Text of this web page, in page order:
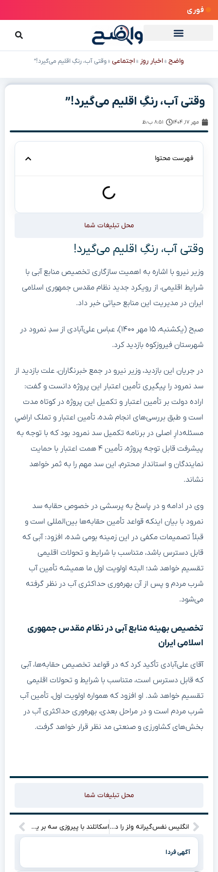
فوری
واضح »اخبار روز »اجتماعی »وقتی آب، رنگِ اقلیم می‌گیرد!”
وقتی آب، رنگِ اقلیم می‌گیرد!”
مهر ۱۷, ۱۴۰۴ ۸:۵۱ ب٫ظ
فهرست محتوا
محل تبلیغات شما
وقتی آب، رنگِ اقلیم می‌گیرد!
وزیر نیرو با اشاره به اهمیت سازگاری تخصیص منابع آبی با
شرایط اقلیمی، از رویکرد جدید نظام مقدس جمهوری اسلامی
ایران در مدیریت این منابع حیاتی خبر داد.
صبح (یکشنبه، ۱۵ مهر ۱۴۰۰)، عباس علی‌آبادی از سدِ نمرود در
شهرستان فیروزکوه بازدید کرد.
در جریان این بازدید، وزیر نیرو در جمع خبرنگاران، علت بازدید از
سد نمرود را پیگیری تأمین اعتبار این پروژه دانست و گفت:
اراده دولت بر تأمین اعتبار و تکمیل این پروژه در کوتاه مدت
است و طبق بررسی‌های انجام شده، تأمین اعتبار و تملک اراضیِ
مسئله‌دارِ اصلی در برنامه تکمیل سد نمرود بود که با توجه به
پیشرفت قابل توجه پروژه، تأمین ۴ همت اعتبار با حمایت
نمایندگان و استاندار محترم، این سد مهم را به ثمر خواهد
نشاند.
وی در ادامه و در پاسخ به پرسشی در خصوص حقابه سد
نمرود با بیان اینکه قواعد تأمین حقابه‌ها بین‌المللی است و
قبلاً تصمیمات مکفی در این زمینه بومی شده، افزود: آبی که
قابل دسترس باشد، متناسب با شرایط و تحولات اقلیمی
تقسیم خواهد شد؛ البته اولویت اول ما همیشه تأمین آب
شرب مردم و پس از آن بهره‌وری حداکثری آب در نظر گرفته
می‌شود.
تخصیص بهینه منابع آبی در نظام مقدس جمهوری
اسلامی ایران
آقای علی‌آبادی تأکید کرد که در قواعد تخصیص حقابه‌ها، آبی
که قابل دسترس است، متناسب با شرایط و تحولات اقلیمی
تقسیم خواهد شد. او افزود که همواره اولویت اول، تأمین آب
شرب مردم است و در مراحل بعدی، بهره‌وری حداکثری آب در
بخش‌های کشاورزی و صنعتی مد نظر قرار خواهد گرفت.
محل تبلیغات شما
انگلیس نفس‌گیرانه ولز را در ویمبلی له کرد؛ سه‌شیر غوغا کرد! اسکاتلند با پیروزی سه بر یک، امیدهایش برای صعود به جام جهانی را زنده کرد!
آگهی فردا